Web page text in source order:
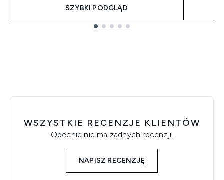
SZYBKI PODGLĄD
WSZYSTKIE RECENZJE KLIENTÓW
Obecnie nie ma żadnych recenzji.
NAPISZ RECENZJĘ